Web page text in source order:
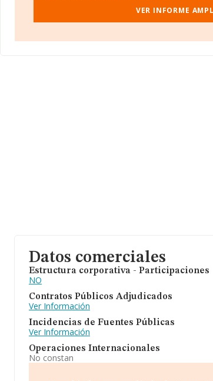
VER INFORME
Datos comerciales
Estructura corporativa - Participaciones
NO
Contratos Públicos Adjudicados
Ver Información
Incidencias de Fuentes Públicas
Ver Información
Operaciones Internacionales
No constan